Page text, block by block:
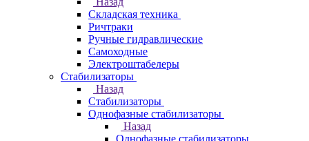
Складская техника
Ричтраки
Ручные гидравлические
Самоходные
Электроштабелеры
Стабилизаторы
Назад
Стабилизаторы
Однофазные стабилизаторы
Назад
Однофазные стабилизаторы